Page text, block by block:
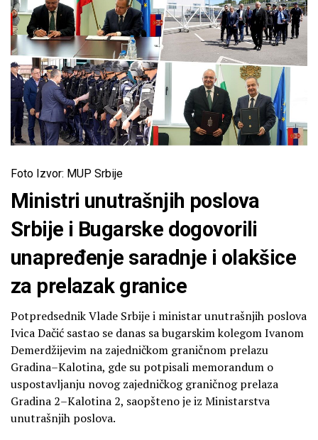
Foto Izvor: MUP Srbije
Ministri unutrašnjih poslova
Srbije i Bugarske dogovorili
unapređenje saradnje i olakšice
za prelazak granice
Potpredsednik Vlade Srbije i ministar unutrašnjih poslova
Ivica Dačić sastao se danas sa bugarskim kolegom Ivanom
Demerdžijevim na zajedničkom graničnom prelazu
Gradina–Kalotina, gde su potpisali memorandum o
uspostavljanju novog zajedničkog graničnog prelaza
Gradina 2–Kalotina 2, saopšteno je iz Ministarstva
unutrašnjih poslova.